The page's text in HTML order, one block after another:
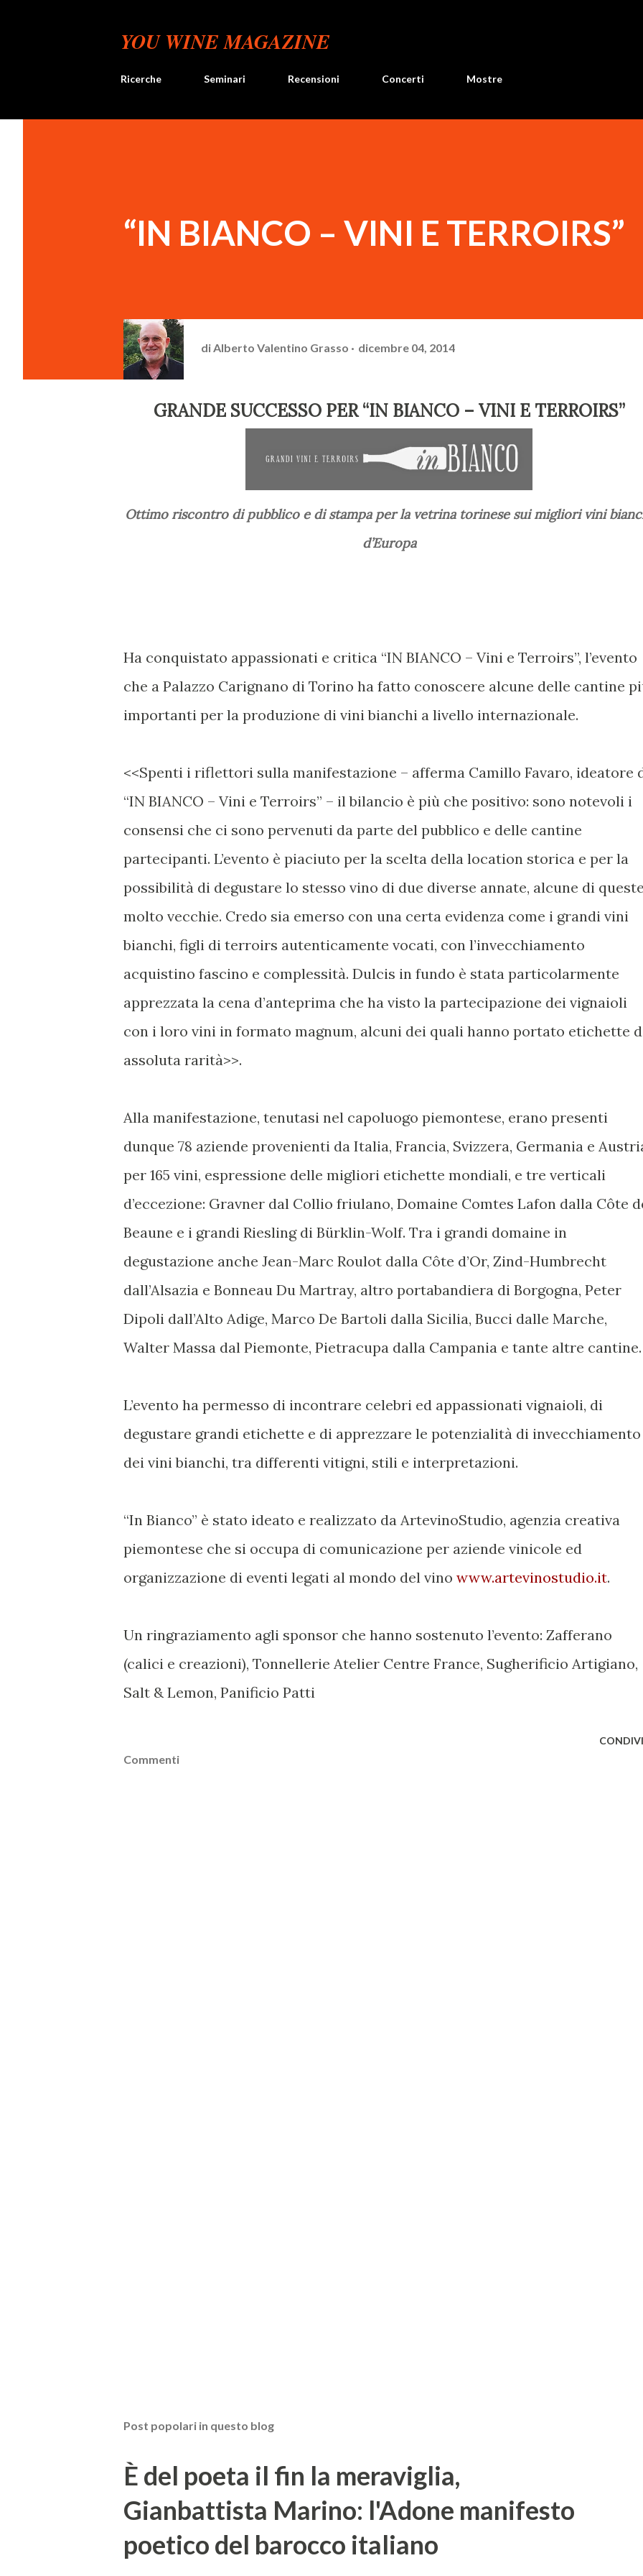
YOU WINE MAGAZINE
Ricerche Seminari Recensioni Concerti Mostre
“IN BIANCO – VINI E TERROIRS”
di Alberto Valentino Grasso dicembre 04, 2014
GRANDE SUCCESSO PER “IN BIANCO – VINI E TERROIRS”
Ottimo riscontro di pubblico e di stampa per la vetrina torinese sui migliori vini bianchi
d’Europa
Ha conquistato appassionati e critica “IN BIANCO – Vini e Terroirs”, l’evento
che a Palazzo Carignano di Torino ha fatto conoscere alcune delle cantine
importanti per la produzione di vini bianchi a livello internazionale.
<<Spenti i riflettori sulla manifestazione – afferma Camillo Favaro, ideatore
“IN BIANCO – Vini e Terroirs” – il bilancio è più che positivo: sono notevoli i
consensi che ci sono pervenuti da parte del pubblico e delle cantine
partecipanti. L’evento è piaciuto per la scelta della location storica e per la
possibilità di degustare lo stesso vino di due diverse annate, alcune di
molto vecchie. Credo sia emerso con una certa evidenza come i grandi vini
bianchi, figli di terroirs autenticamente vocati, con l’invecchiamento
acquistino fascino e complessità. Dulcis in fundo è stata particolarmente
apprezzata la cena d’anteprima che ha visto la partecipazione dei vignaioli
con i loro vini in formato magnum, alcuni dei quali hanno portato etichette
assoluta rarità>>.
Alla manifestazione, tenutasi nel capoluogo piemontese, erano presenti
dunque 78 aziende provenienti da Italia, Francia, Svizzera, Germania e
per 165 vini, espressione delle migliori etichette mondiali, e tre verticali
d’eccezione: Gravner dal Collio friulano, Domaine Comtes Lafon dalla Côte
Beaune e i grandi Riesling di Bürklin-Wolf. Tra i grandi domaine in
degustazione anche Jean-Marc Roulot dalla Côte d’Or, Zind-Humbrecht
dall’Alsazia e Bonneau Du Martray, altro portabandiera di Borgogna, Peter
Dipoli dall’Alto Adige, Marco De Bartoli dalla Sicilia, Bucci dalle Marche,
Walter Massa dal Piemonte, Pietracupa dalla Campania e tante altre cantine.
L’evento ha permesso di incontrare celebri ed appassionati vignaioli, di
degustare grandi etichette e di apprezzare le potenzialità di invecchiamento
dei vini bianchi, tra differenti vitigni, stili e interpretazioni.
“In Bianco” è stato ideato e realizzato da ArtevinoStudio, agenzia creativa
piemontese che si occupa di comunicazione per aziende vinicole ed
organizzazione di eventi legati al mondo del vino www.artevinostudio.it.
Un ringraziamento agli sponsor che hanno sostenuto l’evento: Zafferano
(calici e creazioni), Tonnellerie Atelier Centre France, Sugherificio Artigiano,
Salt & Lemon, Panificio Patti
Commenti
Post popolari in questo blog
È del poeta il fin la meraviglia,
Gianbattista Marino: l'Adone manifesto
poetico del barocco italiano